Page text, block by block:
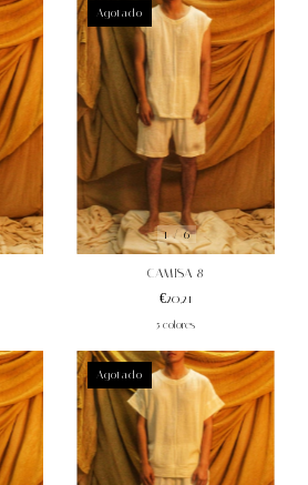
1/6
Agotado
CAMISA 8
€20,21
5 colores
Agotado